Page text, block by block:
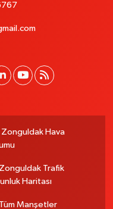
Zonguldak Hava
Zonguldak Trafik
Haritası
Tüm Manşetler